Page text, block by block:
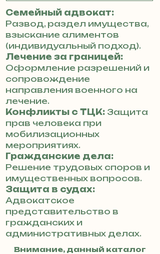
Семейный адвокат:
Развод, раздел имущества,
взыскание алиментов
(индивидуальный подход).
Лечение за границей:
Оформление разрешений и
сопровождение
направления военного на
лечение.
Конфликты с ТЦК: Защита
прав человека при
мобилизационных
мероприятиях.
Гражданские дела:
Решение трудовых споров и
имущественных вопросов.
Защита в судах:
Адвокатское
представительство в
гражданских и
административных делах.
Внимание, данный каталог